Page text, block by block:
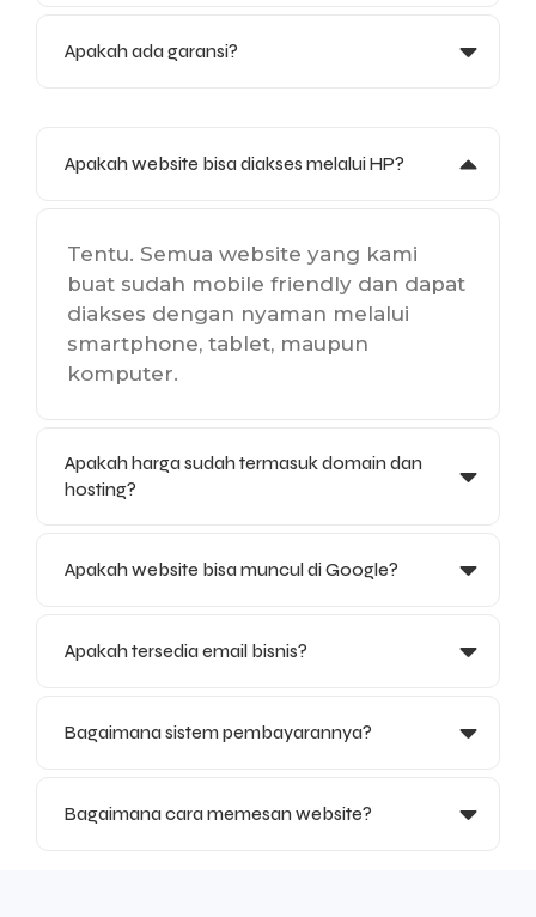
Apakah ada garansi?
Apakah website bisa diakses melalui HP?
Tentu. Semua website yang kami
buat sudah mobile friendly dan dapat
diakses dengan nyaman melalui
smartphone, tablet, maupun
komputer.
Apakah harga sudah termasuk domain dan
hosting?
Apakah website bisa muncul di Google?
Apakah tersedia email bisnis?
Bagaimana sistem pembayarannya?
Bagaimana cara memesan website?